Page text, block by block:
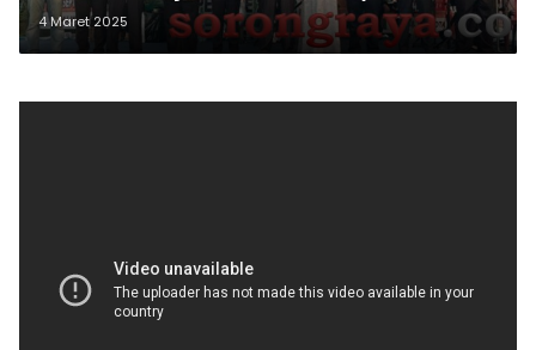
Kepada Tuhan
4 Maret 2025